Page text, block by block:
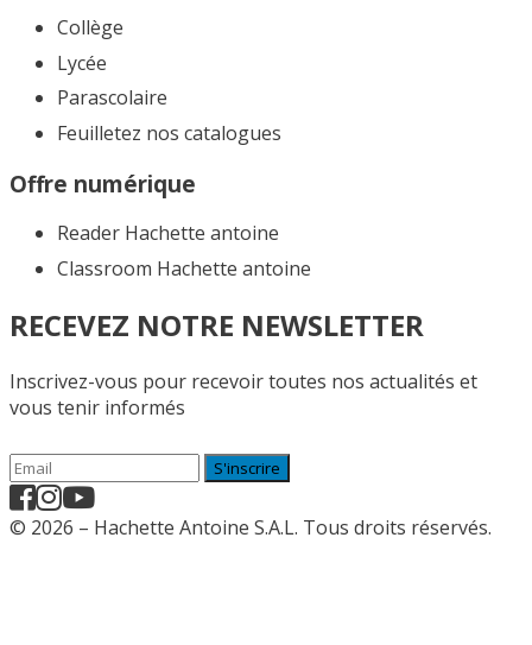
Collège
Lycée
Parascolaire
Feuilletez nos catalogues​
Offre numérique
Reader Hachette antoine
Classroom Hachette antoine
RECEVEZ NOTRE NEWSLETTER
Inscrivez-vous pour recevoir toutes nos actualités et
vous tenir informés
S'inscrire
© 2026 – Hachette Antoine S.A.L. Tous droits réservés.